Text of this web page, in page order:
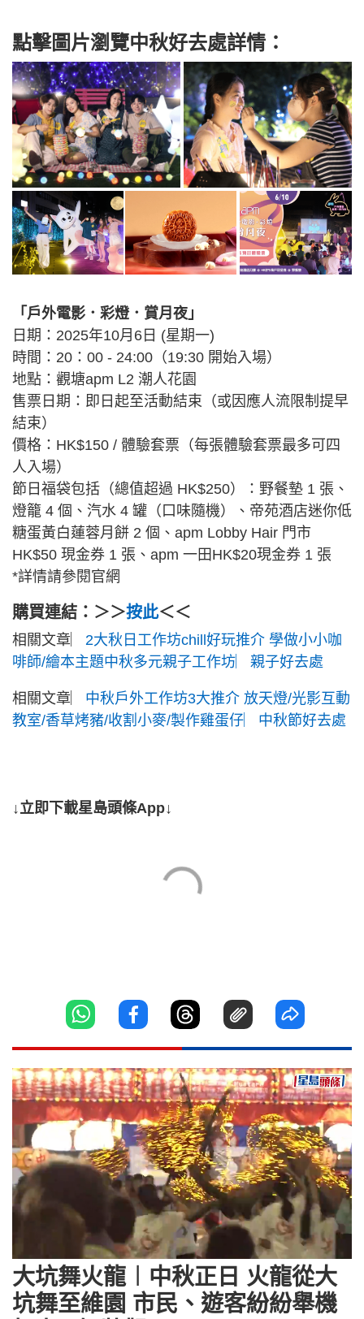
點擊圖片瀏覽中秋好去處詳情：
「戶外電影．彩燈．賞月夜」
日期：2025年10月6日 (星期一)
時間：20：00 - 24:00（19:30 開始入場）
地點：觀塘apm L2 潮人花園
售票日期：即日起至活動結束（或因應人流限制提早
結束）
價格：HK$150 / 體驗套票（每張體驗套票最多可四
人入場）
節日福袋包括（總值超過 HK$250）：野餐墊 1 張、
燈籠 4 個、汽水 4 罐（口味隨機）、帝苑酒店迷你低
糖蛋黃白蓮蓉月餅 2 個、apm Lobby Hair 門市
HK$50 現金券 1 張、apm 一田HK$20現金券 1 張
*詳情請參閱官網
購買連結：＞＞按此＜＜
相關文章︳ 2大秋日工作坊chill好玩推介 學做小小咖
啡師/繪本主題中秋多元親子工作坊︳親子好去處
相關文章︳ 中秋戶外工作坊3大推介 放天燈/光影互動
教室/香草烤豬/收割小麥/製作雞蛋仔︳中秋節好去處
↓立即下載星島頭條App↓
Loaded:
30.89%
大坑舞火龍︱中秋正日 火龍從大
坑舞至維園 市民、遊客紛紛舉機